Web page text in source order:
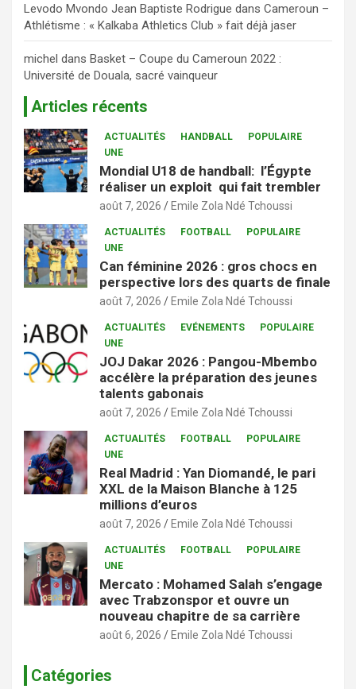
Levodo Mvondo Jean Baptiste Rodrigue dans Cameroun –
Athlétisme : « Kalkaba Athletics Club » fait déjà jaser
michel dans Basket – Coupe du Cameroun 2022 :
Université de Douala, sacré vainqueur
Articles récents
ACTUALITÉS HANDBALL
POPULAIRE
UNE
Mondial U18 de handball: l’Égypte
réaliser un exploit qui fait trembler
août 7, 2026 Emile Zola Ndé Tchoussi
ACTUALITÉS FOOTBALL
POPULAIRE
UNE
Can féminine 2026 : gros chocs en
perspective lors des quarts de finale
août 7, 2026 Emile Zola Ndé Tchoussi
ACTUALITÉS EVÉNEMENTS
POPULAIRE
UNE
JOJ Dakar 2026 : Pangou-Mbembo
accélère la préparation des jeunes
talents gabonais
août 7, 2026 Emile Zola Ndé Tchoussi
ACTUALITÉS FOOTBALL
POPULAIRE
UNE
Real Madrid : Yan Diomandé, le pari
XXL de la Maison Blanche à 125
millions d’euros
août 7, 2026 Emile Zola Ndé Tchoussi
ACTUALITÉS FOOTBALL
POPULAIRE
UNE
Mercato : Mohamed Salah s’engage
avec Trabzonspor et ouvre un
nouveau chapitre de sa carrière
août 6, 2026 Emile Zola Ndé Tchoussi
Catégories